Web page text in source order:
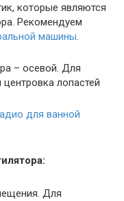
которые являются
Рекомендуем
машины.
для ванной
Для